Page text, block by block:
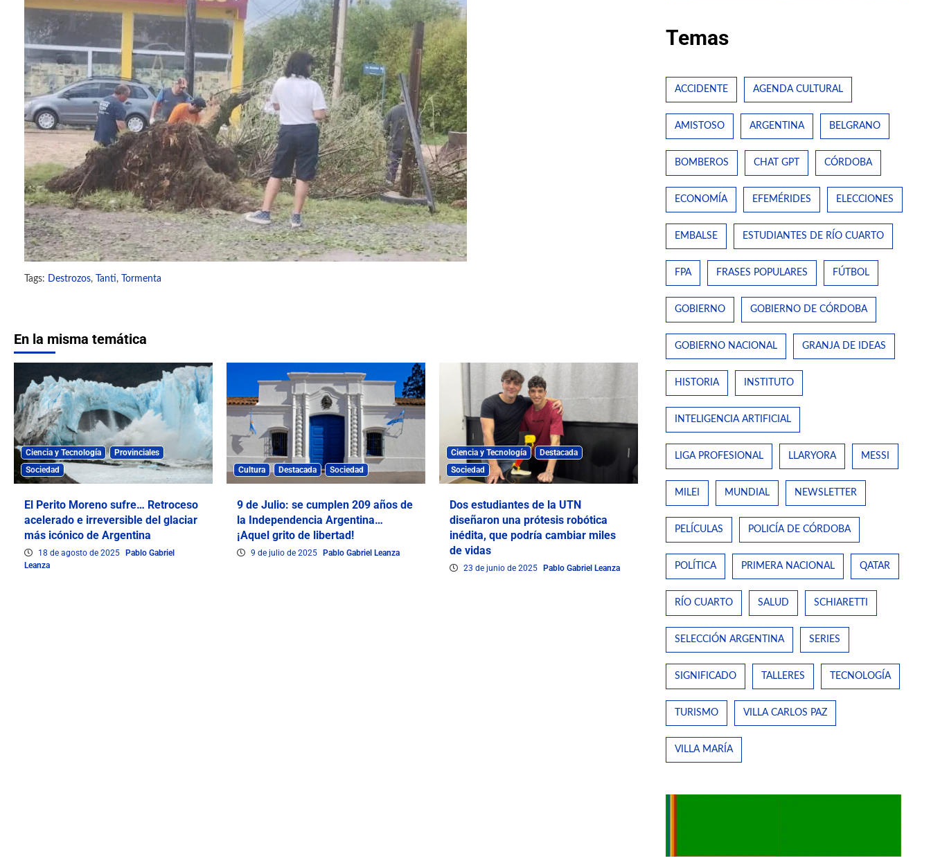
Tags: Destrozos, Tanti, Tormenta
En la misma temática
Ciencia y Tecnología
Provinciales
Sociedad
El Perito Moreno sufre… Retroceso
acelerado e irreversible del glaciar
más icónico de Argentina
18 de agosto de 2025
Pablo Gabriel
Leanza
Cultura Destacada Sociedad
9 de Julio: se cumplen 209 años de
la Independencia Argentina…
¡Aquel grito de libertad!
9 de julio de 2025 Pablo Gabriel Leanza
Ciencia y Tecnología
Destacada
Sociedad
Dos estudiantes de la UTN
diseñaron una prótesis robótica
inédita, que podría cambiar miles
de vidas
23 de junio de 2025 Pablo Gabriel Leanza
Temas
ACCIDENTE AGENDA CULTURAL
AMISTOSO ARGENTINA BELGRANO
BOMBEROS CHAT GPT CÓRDOBA
ECONOMÍA EFEMÉRIDES ELECCIONES
EMBALSE ESTUDIANTES DE RÍO CUARTO
FPA FRASES POPULARES FÚTBOL
GOBIERNO GOBIERNO DE CÓRDOBA
GOBIERNO NACIONAL GRANJA DE IDEAS
HISTORIA INSTITUTO
INTELIGENCIA ARTIFICIAL
LIGA PROFESIONAL LLARYORA MESSI
MILEI MUNDIAL NEWSLETTER
PELÍCULAS POLICÍA DE CÓRDOBA
POLÍTICA PRIMERA NACIONAL QATAR
RÍO CUARTO SALUD SCHIARETTI
SELECCIÓN ARGENTINA SERIES
SIGNIFICADO TALLERES TECNOLOGÍA
TURISMO VILLA CARLOS PAZ
VILLA MARÍA